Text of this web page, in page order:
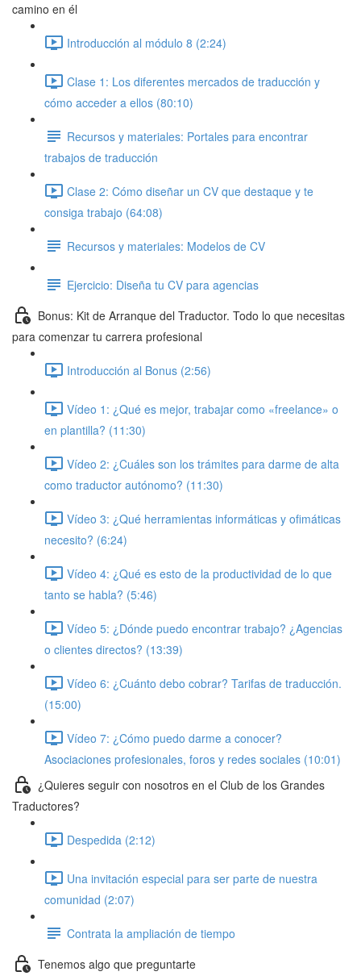
camino en él
Introducción al módulo 8 (2:24)
Clase 1: Los diferentes mercados de traducción y
cómo acceder a ellos (80:10)
Recursos y materiales: Portales para encontrar
trabajos de traducción
Clase 2: Cómo diseñar un CV que destaque y te
consiga trabajo (64:08)
Recursos y materiales: Modelos de CV
Ejercicio: Diseña tu CV para agencias
Bonus: Kit de Arranque del Traductor. Todo lo que necesitas
para comenzar tu carrera profesional
Introducción al Bonus (2:56)
Vídeo 1: ¿Qué es mejor, trabajar como «freelance» o
en plantilla? (11:30)
Vídeo 2: ¿Cuáles son los trámites para darme de alta
como traductor autónomo? (11:30)
Vídeo 3: ¿Qué herramientas informáticas y ofimáticas
necesito? (6:24)
Vídeo 4: ¿Qué es esto de la productividad de lo que
tanto se habla? (5:46)
Vídeo 5: ¿Dónde puedo encontrar trabajo? ¿Agencias
o clientes directos? (13:39)
Vídeo 6: ¿Cuánto debo cobrar? Tarifas de traducción.
(15:00)
Vídeo 7: ¿Cómo puedo darme a conocer?
Asociaciones profesionales, foros y redes sociales (10:01)
¿Quieres seguir con nosotros en el Club de los Grandes
Traductores?
Despedida (2:12)
Una invitación especial para ser parte de nuestra
comunidad (2:07)
Contrata la ampliación de tiempo
Tenemos algo que preguntarte